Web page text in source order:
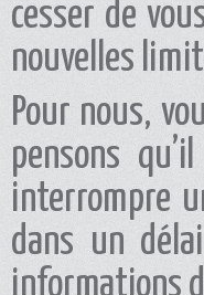
cesser de
nouvelles
Pour nous,
pensons
interrompre
dans un
informations